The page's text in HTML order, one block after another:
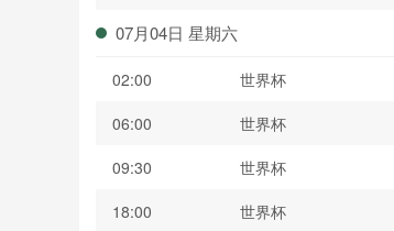
07月04日 星期六
02:00 世界杯
06:00
世界杯
09:30
世界杯
18:00
世界杯